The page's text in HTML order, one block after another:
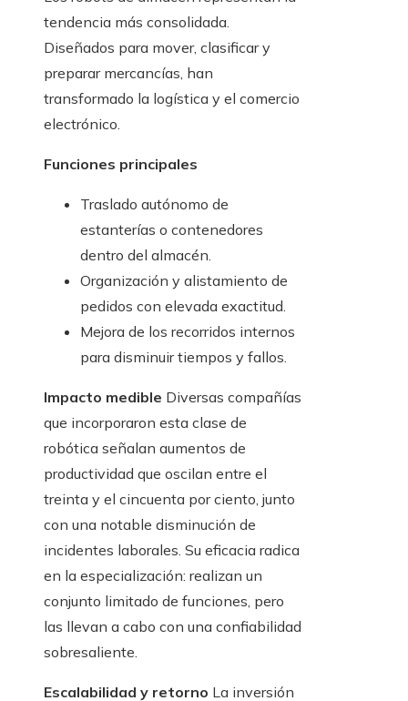
tendencia más consolidada.
Diseñados para mover, clasificar y
preparar mercancías, han
transformado la logística y el comercio
electrónico.
Funciones principales
Traslado autónomo de
estanterías o contenedores
dentro del almacén.
Organización y alistamiento de
pedidos con elevada exactitud.
Mejora de los recorridos internos
para disminuir tiempos y fallos.
Impacto medible Diversas compañías
que incorporaron esta clase de
robótica señalan aumentos de
productividad que oscilan entre el
treinta y el cincuenta por ciento, junto
con una notable disminución de
incidentes laborales. Su eficacia radica
en la especialización: realizan un
conjunto limitado de funciones, pero
las llevan a cabo con una confiabilidad
sobresaliente.
Escalabilidad y retorno La inversión